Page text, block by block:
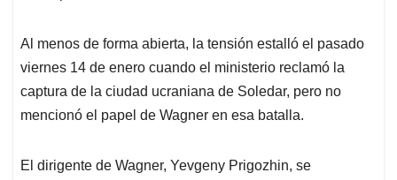
Al menos de forma abierta, la tensión estalló el pasado
viernes 14 de enero cuando el ministerio reclamó la
captura de la ciudad ucraniana de Soledar, pero no
mencionó el papel de Wagner en esa batalla.
El dirigente de Wagner, Yevgeny Prigozhin, se